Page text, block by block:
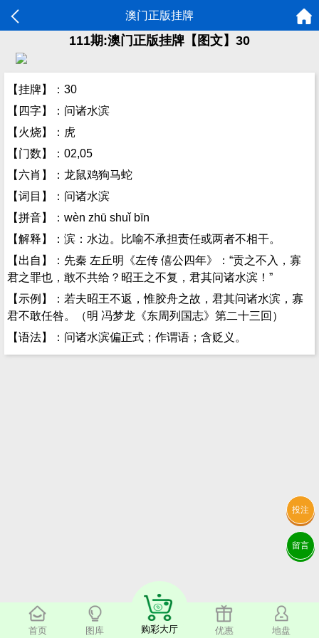
首页 图库 购彩大厅 优惠 地盘
投注
留言
澳门正版挂牌
111期:澳门正版挂牌【图文】30
【挂牌】：30
【四字】：问诸水滨
【火烧】：虎
【门数】：02,05
【六肖】：龙鼠鸡狗马蛇
【词目】：问诸水滨
【拼音】：wèn zhū shuǐ bīn
【解释】：滨：水边。比喻不承担责任或两者不相干。
【出自】：先秦 左丘明《左传 僖公四年》：“贡之不入，寡
君之罪也，敢不共给？昭王之不复，君其问诸水滨！”
【示例】：若夫昭王不返，惟胶舟之故，君其问诸水滨，寡
君不敢任咎。（明 冯梦龙《东周列国志》第二十三回）
【语法】：问诸水滨偏正式；作谓语；含贬义。